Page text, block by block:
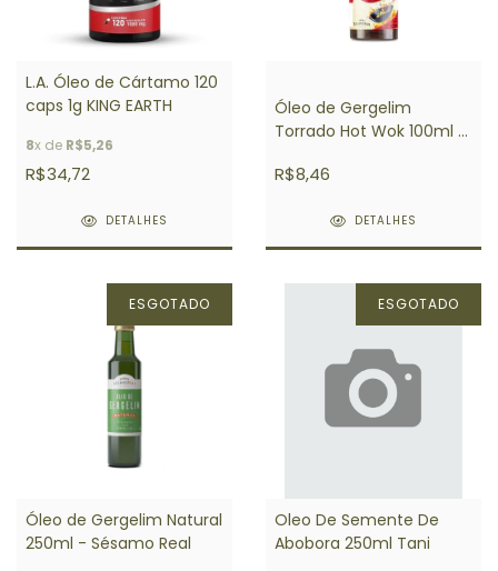
L.A. Óleo de Cártamo 120
caps 1g KING EARTH
8x de R$5,26
R$34,72
DETALHES
Óleo de Gergelim
Torrado Hot Wok 100ml -
R$8,46
DETALHES
ESGOTADO
Óleo de Gergelim Natural
250ml - Sésamo Real
ESGOTADO
Oleo De Semente De
Abobora 250ml Tani